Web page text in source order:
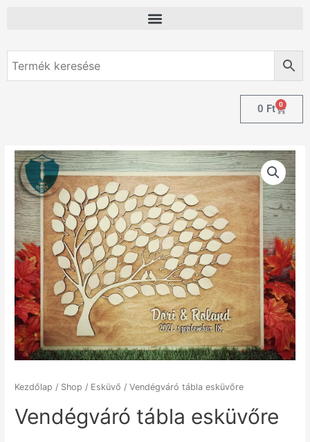
0 Ft 0
Kezdőlap / Shop / Esküvő / Vendégváró tábla esküvőre
Vendégváró tábla esküvőre